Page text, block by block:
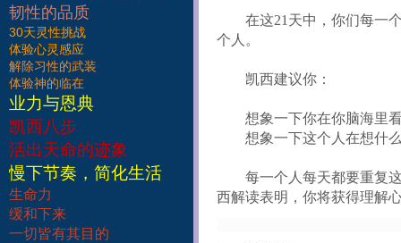
在这21 天中，你们每一
个人。
凯西建议你：
想象一下你在你脑海里
想象一下这个人在想什
每一个人每天都要重复
西解读表明，你将获得理解
韧性的品质
30天灵性挑战
体验心灵感应
解除习性的武装
体验神的临在
业力与恩典
凯西八步
活出天命的迹象
慢下节奏，简化生活
生命力
缓和下来
一切皆有其目的